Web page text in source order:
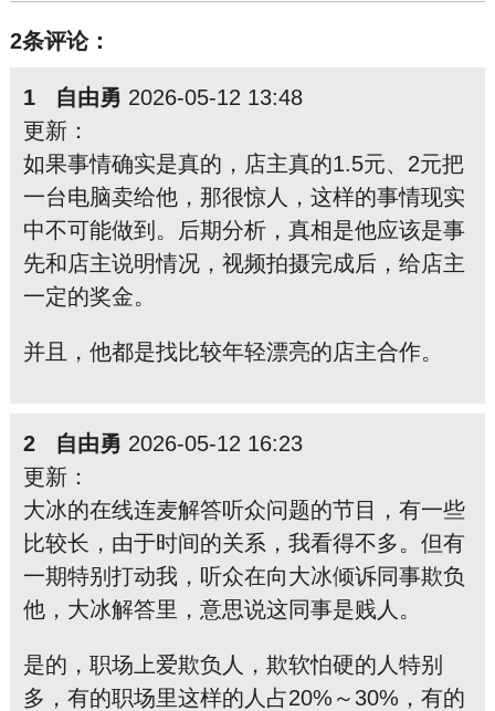
2条评论：
1 自由勇 2026-05-12 13:48
更新：
如果事情确实是真的，店主真的1.5元、2元把
一台电脑卖给他，那很惊人，这样的事情现实
中不可能做到。后期分析，真相是他应该是事
先和店主说明情况，视频拍摄完成后，给店主
一定的奖金。
并且，他都是找比较年轻漂亮的店主合作。
2 自由勇 2026-05-12 16:23
更新：
大冰的在线连麦解答听众问题的节目，有一些
比较长，由于时间的关系，我看得不多。但有
一期特别打动我，听众在向大冰倾诉同事欺负
他，大冰解答里，意思说这同事是贱人。
是的，职场上爱欺负人，欺软怕硬的人特别
多，有的职场里这样的人占20%～30%，有的